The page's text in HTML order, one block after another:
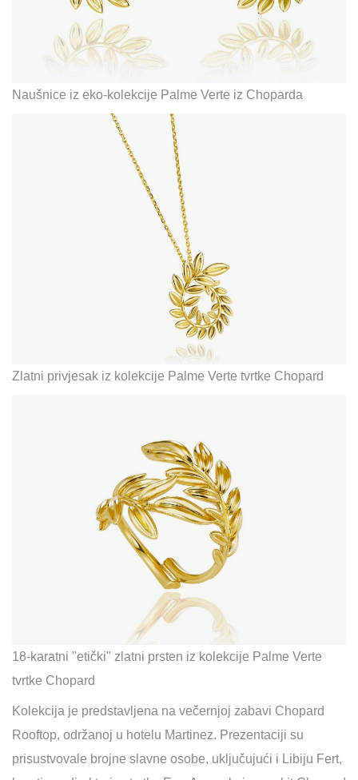
Naušnice iz eko-kolekcije Palme Verte iz Choparda
Zlatni privjesak iz kolekcije Palme Verte tvrtke Chopard
18-karatni "etički" zlatni prsten iz kolekcije Palme Verte
tvrtke Chopard
Kolekcija je predstavljena na večernjoj zabavi Chopard
Rooftop, održanoj u hotelu Martinez. Prezentaciji su
prisustvovale brojne slavne osobe, uključujući i Libiju Fert,